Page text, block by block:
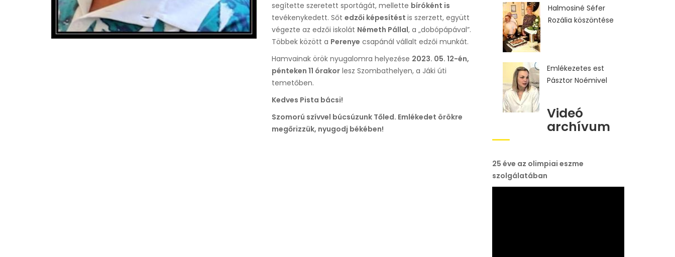
segítette szeretett sportágát, mellette bíróként is
tevékenykedett. Sőt edzői képesítést is szerzett, együtt
végezte az edzői iskolát Németh Pállal, a „dobópápával”.
Többek között a Perenye csapánál vállalt edzői munkát.
Hamvainak örök nyugalomra helyezése 2023. 05. 12-én,
pénteken 11 órakorlesz Szombathelyen, a Jáki úti
temetőben.
Kedves Pista bácsi!
Szomorú szívvel búcsúzunk Tőled. Emlékedet örökre
megőrizzük, nyugodj békében!
Halmosiné Séfer
Rozália köszöntése
Emlékezetes est
Pásztor Noémivel
Videó
archívum
25 éve az olimpiai eszme
szolgálatában